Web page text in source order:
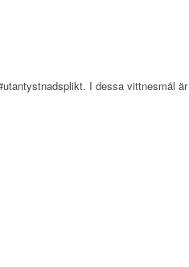
I dessa vittnesmål